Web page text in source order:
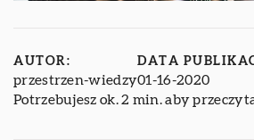
AUTOR:
przestrzen-wiedzy
DATA
01-16-2020
Potrzebujesz ok. 2 min. aby